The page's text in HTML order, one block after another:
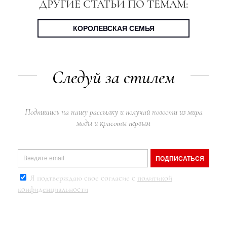
ДРУГИЕ СТАТЬИ ПО ТЕМАМ:
КОРОЛЕВСКАЯ СЕМЬЯ
Следуй за стилем
Подпишись на нашу рассылку и получай новости из мира
моды и красоты первым
ПОДПИСАТЬСЯ
Я подтверждаю свое согласие с политикой
конфиденциальности